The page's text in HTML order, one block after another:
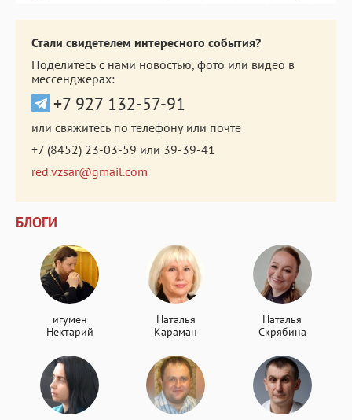
Стали свидетелем интересного события?
Поделитесь с нами новостью, фото или видео в
мессенджерах:
+7 927 132-57-91
или свяжитесь по телефону или почте
+7 (8452) 23-03-59 или 39-39-41
red.vzsar@gmail.com
БЛОГИ
игумен
Нектарий
Наталья
Караман
Наталья
Скрябина